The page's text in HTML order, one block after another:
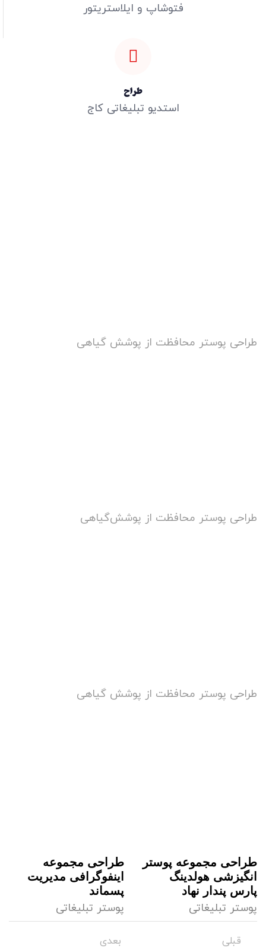
فتوشاپ و ایلاستریتور
طراح
استدیو تبلیغاتی کاج
طراحی پوستر محافظت از پوشش گیاهی
طراحی پوستر محافظت از پوشش‌گیاهی
طراحی پوستر محافظت از پوشش گیاهی
طراحی مجموعه پوستر
انگیزشی هولدینگ
پارس پندار نهاد
پوستر تبلیغاتی
طراحی مجموعه
اینفوگرافی مدیریت
پسماند
پوستر تبلیغاتی
قبلی بعدی